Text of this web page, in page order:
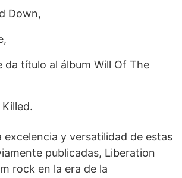
Down,
da título al álbum Will Of The
excelencia y versatilidad de estas
publicadas, Liberation
rock en la era de la